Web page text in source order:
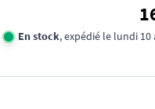
En stock, expédié le lundi 10